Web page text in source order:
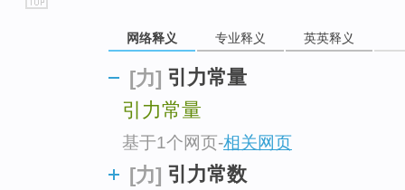
网络释义 专业释义 英英释义
[力] 引力常量
引力常量
基于1个网页-相关网页
[力] 引力常数